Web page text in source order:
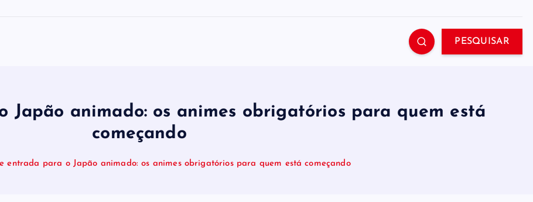
PESQUISAR
Japão animado: os animes obrigatórios para quem está
começando
entrada para o Japão animado: os animes obrigatórios para quem está começando